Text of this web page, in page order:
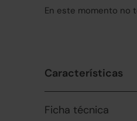
En este momento no
Características
Ficha técnica